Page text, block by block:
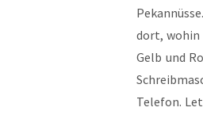
dort, wohin
Gelb und
Tele­fon.